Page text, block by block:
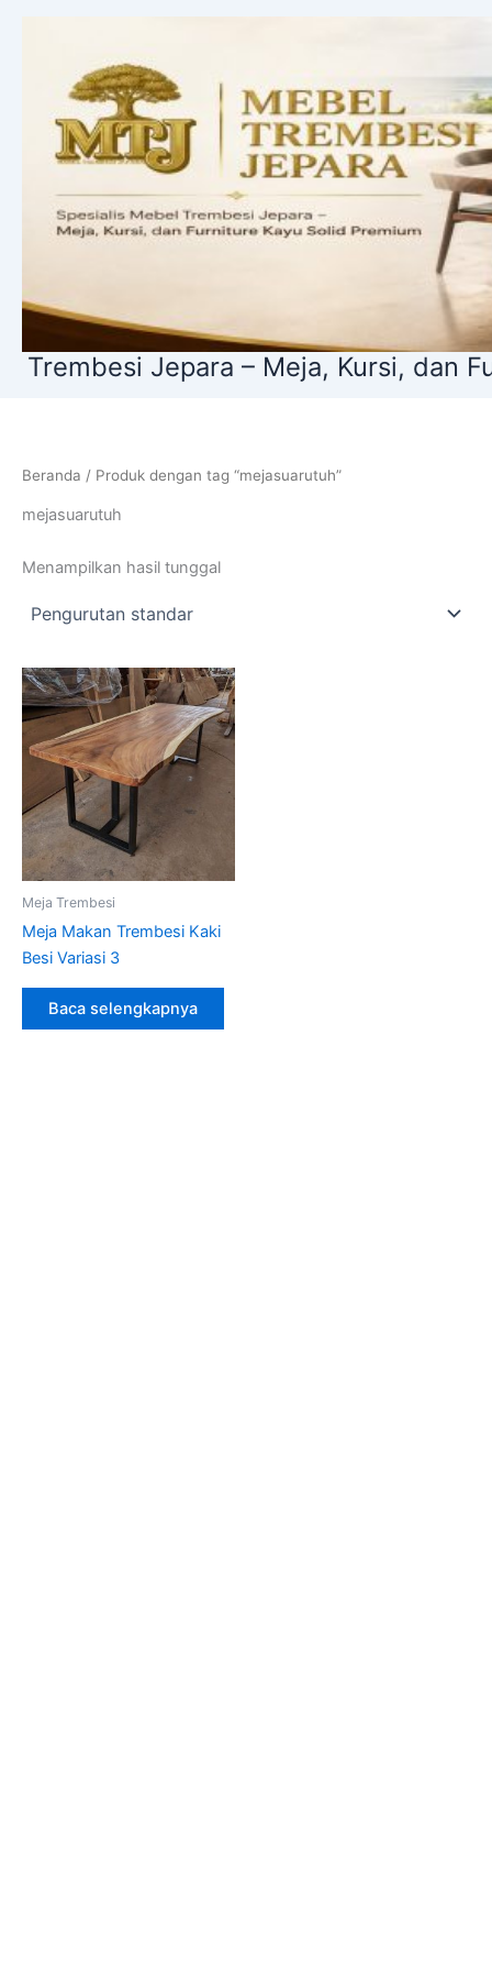
Jepara – Meja, Kursi, dan
Beranda / Produk dengan tag “mejasuarutuh”
mejasuarutuh
Menampilkan hasil tunggal
Meja Trembesi
Meja Makan Trembesi Kaki
Besi Variasi 3
Baca selengkapnya